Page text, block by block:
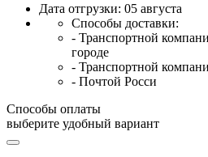
Дата отгрузки: 05 августа
Способы доставки:
- Транспортной
городе
- Транспортной
- Почтой Росси
Способы оплаты
выберите удобный вариант